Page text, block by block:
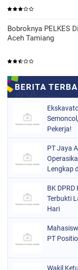
Bobroknya PELKES
Aceh Tamiang
Pekerja!
PT Jaya
Lengkap
BK
Terbukti
Hari
PT
Wakil